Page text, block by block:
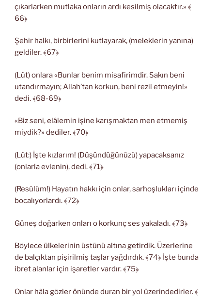
çıkarlarken mutlaka onların ardı kesilmiş olacaktır.» ﴾
66﴿
Şehir halkı, birbirlerini kutlayarak, (meleklerin yanına)
geldiler. ﴾67﴿
(Lût) onlara «Bunlar benim misafirimdir. Sakın beni
utandırmayın; Allah’tan korkun, beni rezil etmeyin!»
dedi. ﴾68-69﴿
«Biz seni, elâlemin işine karışmaktan men etmemiş
miydik?» dediler. ﴾70﴿
(Lût:) İşte kızlarım! (Düşündüğünüzü) yapacaksanız
(onlarla evlenin), dedi. ﴾71﴿
(Resûlüm!) Hayatın hakkı için onlar, sarhoşlukları içinde
bocalıyorlardı. ﴾72﴿
Güneş doğarken onları o korkunç ses yakaladı. ﴾73﴿
Böylece ülkelerinin üstünü altına getirdik. Üzerlerine
de balçıktan pişirilmiş taşlar yağdırdık. ﴾74﴿ İşte bunda
ibret alanlar için işaretler vardır. ﴾75﴿
Onlar hâla gözler önünde duran bir yol üzerindedirler. ﴾